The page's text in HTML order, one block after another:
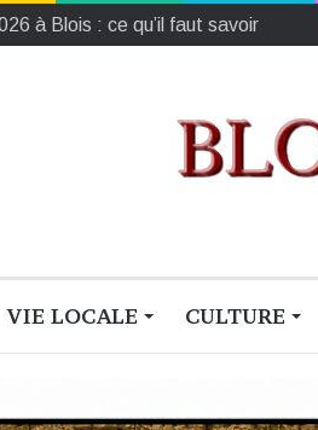
Val de Loire championne du monde
VIE LOCALE CULTURE